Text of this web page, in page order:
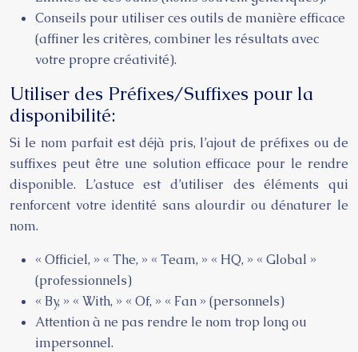
Conseils pour utiliser ces outils de manière efficace
(affiner les critères, combiner les résultats avec
votre propre créativité).
Utiliser des Préfixes/Suffixes pour la
disponibilité:
Si le nom parfait est déjà pris, l’ajout de préfixes ou de
suffixes peut être une solution efficace pour le rendre
disponible. L’astuce est d’utiliser des éléments qui
renforcent votre identité sans alourdir ou dénaturer le
nom.
« Officiel, » « The, » « Team, » « HQ, » « Global »
(professionnels)
« By, » « With, » « Of, » « Fan » (personnels)
Attention à ne pas rendre le nom trop long ou
impersonnel.